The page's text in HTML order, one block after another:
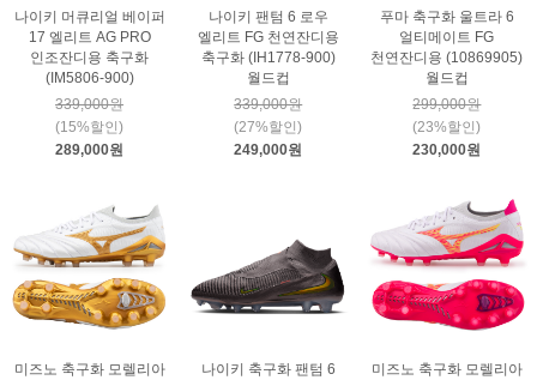
나이키 머큐리얼 베이퍼
17 엘리트 AG PRO
인조잔디용 축구화
(IM5806-900)
339,000원
(15%할인)
289,000원
나이키 팬텀 6 로우
엘리트 FG 천연잔디용
축구화 (IH1778-900)
월드컵
339,000원
(27%할인)
249,000원
푸마 축구화 울트라 6
얼티메이트 FG
천연잔디용 (10869905)
월드컵
299,000원
(23%할인)
230,000원
미즈노 축구화 모렐리아
나이키 축구화 팬텀 6
미즈노 축구화 모렐리아